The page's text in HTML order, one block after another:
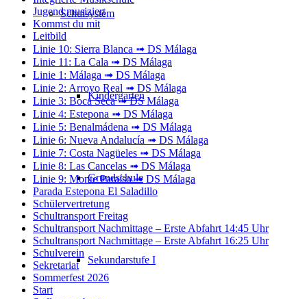
Schulsystem
Kindergarten
Grundschule
Sekundarstufe I
Jugend musiziert
Kommst du mit
Leitbild
Linie 10: Sierra Blanca ➟ DS Málaga
Linie 11: La Cala ➟ DS Málaga
Linie 1: Málaga ➟ DS Málaga
Linie 2: Arroyo Real ➟ DS Málaga
Linie 3: Boca Seca ➟ DS Málaga
Linie 4: Estepona ➟ DS Málaga
Linie 5: Benalmádena ➟ DS Málaga
Linie 6: Nueva Andalucía ➟ DS Málaga
Linie 7: Costa Nagüeles ➟ DS Málaga
Linie 8: Las Cancelas ➟ DS Málaga
Linie 9: Monte Paraíso ➟ DS Málaga
Parada Estepona El Saladillo
Schülervertretung
Schultransport Freitag
Schultransport Nachmittage – Erste Abfahrt 14:45 Uhr
Schultransport Nachmittage – Erste Abfahrt 16:25 Uhr
Schulverein
Sekretariat
Sommerfest 2026
Start